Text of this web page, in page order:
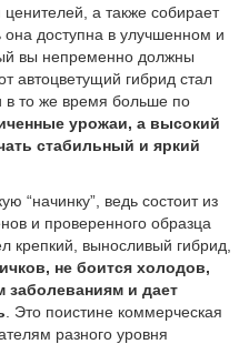
а также собирает
доступна в улучшенном и
вы непременно должны
автоцветущий гибрид стал
в то же время больше по
урожаи, а высокий
стабильный и яркий
“начинку”, ведь состоит из
и проверенного образца
крепкий, выносливый гибрид,
не боится холодов,
заболеваниям и дает
. Это поистине коммерческая
разного уровня